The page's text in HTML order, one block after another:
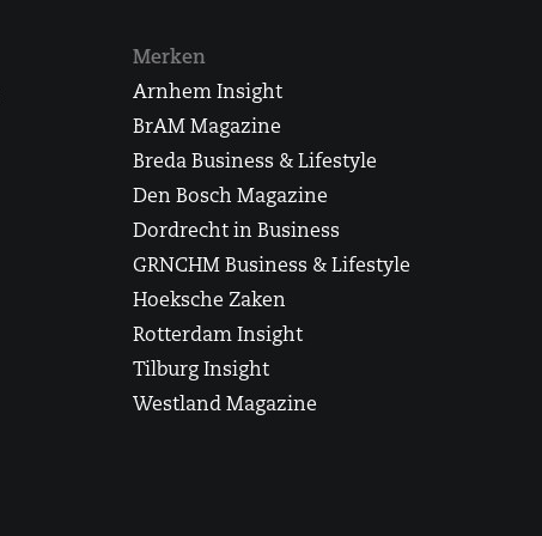
Merken
Arnhem Insight
BrAM Magazine
Breda Business & Lifestyle
Den Bosch Magazine
Dordrecht in Business
GRNCHM Business & Lifestyle
Hoeksche Zaken
Rotterdam Insight
Tilburg Insight
Westland Magazine